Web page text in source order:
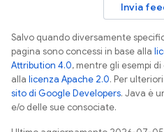
Invia
Salvo quando diversamente
pagina sono concessi in base alla
Attribution 4.0, mentre gli esempi
alla licenza Apache 2.0. Per
sito di Google Developers. Java è
e/o delle sue consociate.